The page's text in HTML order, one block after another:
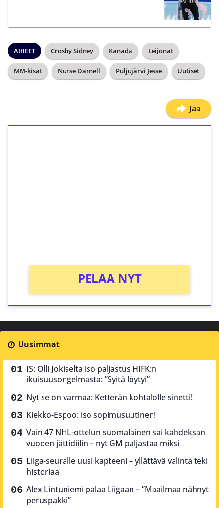
AIHEET Crosby Sidney Kanada Leijonat
MM-kisat Nurse Darnell Puljujärvi Jesse Uutiset
Jaa
PELAA NYT
Uusimmat
IS: Olli Jokiselta iso paljastus HIFK:n
ikuisuusongelmasta: ”Syitä löytyi”
Nyt se on varmaa: Ketterän kohtalolle sinetti!
Kiekko-Espoo: iso sopimusuutinen!
Vain 47 NHL-ottelun suomalainen sai kahdeksan
vuoden jättidiilin – nyt GM paljastaa miksi
Liiga-seuralle uusi kapteeni – yllättävä valinta teki
historiaa
Alex Lintuniemi palaa Liigaan – ”Maailmaa nähnyt
peruspakki”